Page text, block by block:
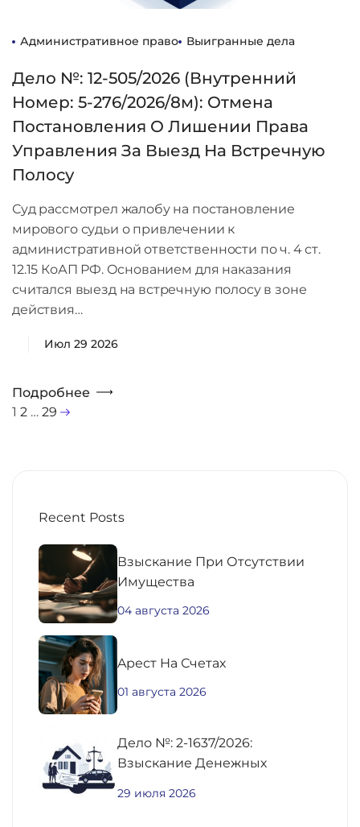
Административное право Выигранные дела
Дело №: 12-505/2026 (внутренний
Номер: 5-276/2026/8м): Отмена
Постановления О Лишении Права
Управления За Выезд На Встречную
Полосу
Суд рассмотрел жалобу на постановление
мирового судьи о привлечении к
административной ответственности по ч. 4 ст.
12.15 КоАП РФ. Основанием для наказания
считался выезд на встречную полосу в зоне
действия…
Июл 29 2026
Подробнее
1 2 … 29
Recent Posts
Взыскание При Отсутствии
Имущества
04 августа 2026
Aрест На Счетах
01 августа 2026
Дело №: 2-1637/2026:
Взыскание Денежных
29 июля 2026